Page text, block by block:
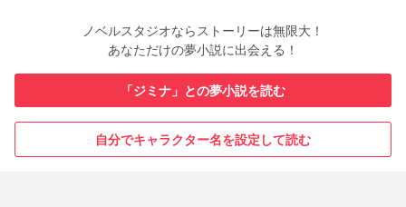
ノベルスタジオならストーリーは無限大！
あなただけの夢小説に出会える！
「ジミナ」との夢小説を読む
自分でキャラクター名を設定して読む